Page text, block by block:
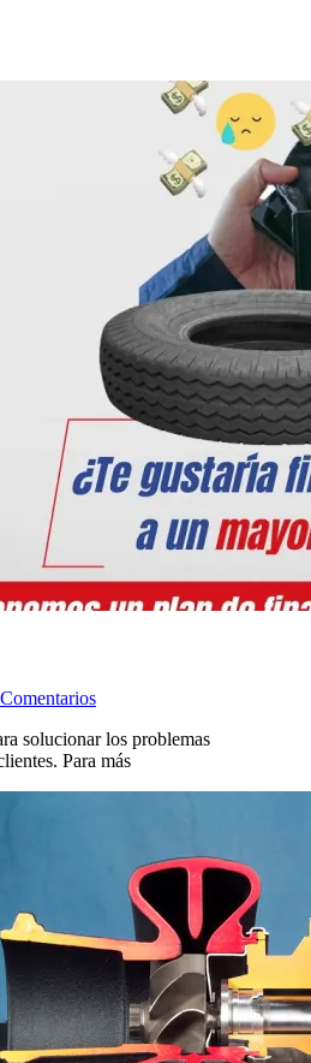
solucionar los problemas
Para más